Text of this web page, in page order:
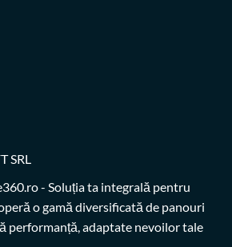
SRL
- Soluția ta integrală pentru
o gamă diversificată de panouri
performanță, adaptate nevoilor tale